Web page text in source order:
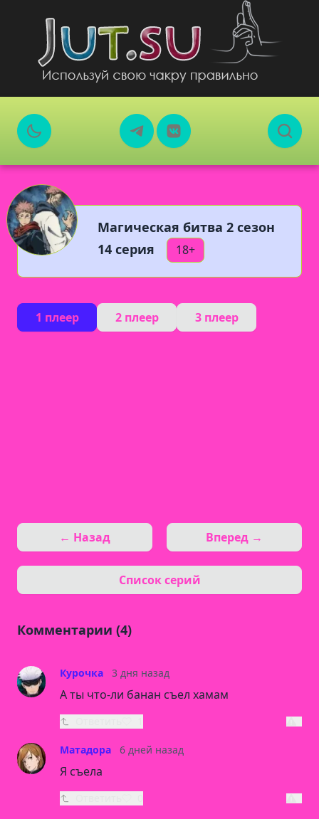
Магическая битва 2 сезон
14 серия
18+
1 плеер 2 плеер 3 плеер
← Назад
Список серий
Вперед →
Комментарии (4)
Курочка 3 дня назад
А ты что-ли банан съел хамам
Матадора 6 дней назад
Я съела